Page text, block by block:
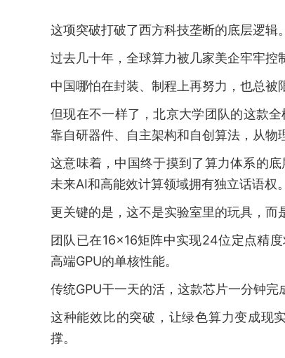
这项突破打破了西方科技垄断的底层逻辑。
过去几十年，全球算力被几家美企牢牢控
中国哪怕在封装、制程上再努力，也总被
但现在不一样了，北京大学团队的这款
靠自研器件、自主架构和自创算法，从物
这意味着，中国终于摸到了算力体系的
未来AI和高能效计算领域拥有独立话语权。
更关键的是，这不是实验室里的玩具，而
团队已在16×16矩阵中实现24位定点精
高端GPU的单核性能。
传统GPU干一天的活，这款芯片一分钟完
这种能效比的突破，让绿色算力变成现
撑。